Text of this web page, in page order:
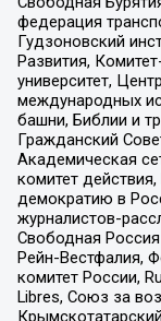
федерация
Гудзоновский
Развития,
университет,
международных
башни, Библии и
Гражданский
Академическая
комитет
демократию в
журналистов-
Свободная
Рейн-Вестфалия,
комитет России,
Libres, Союз за